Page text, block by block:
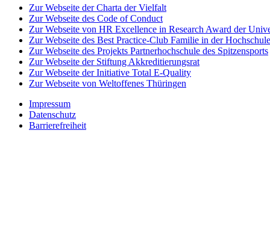
Zur Webseite der Charta der Vielfalt
Zur Webseite des Code of Conduct
Zur Webseite von HR Excellence in Research Award der
Zur Webseite des Best Practice-Club Familie in der Hochschule
Zur Webseite des Projekts Partnerhochschule des Spitzensports
Zur Webseite der Stiftung Akkreditierungsrat
Zur Webseite der Initiative Total E-Quality
Zur Webseite von Weltoffenes Thüringen
Impressum
Datenschutz
Barrierefreiheit